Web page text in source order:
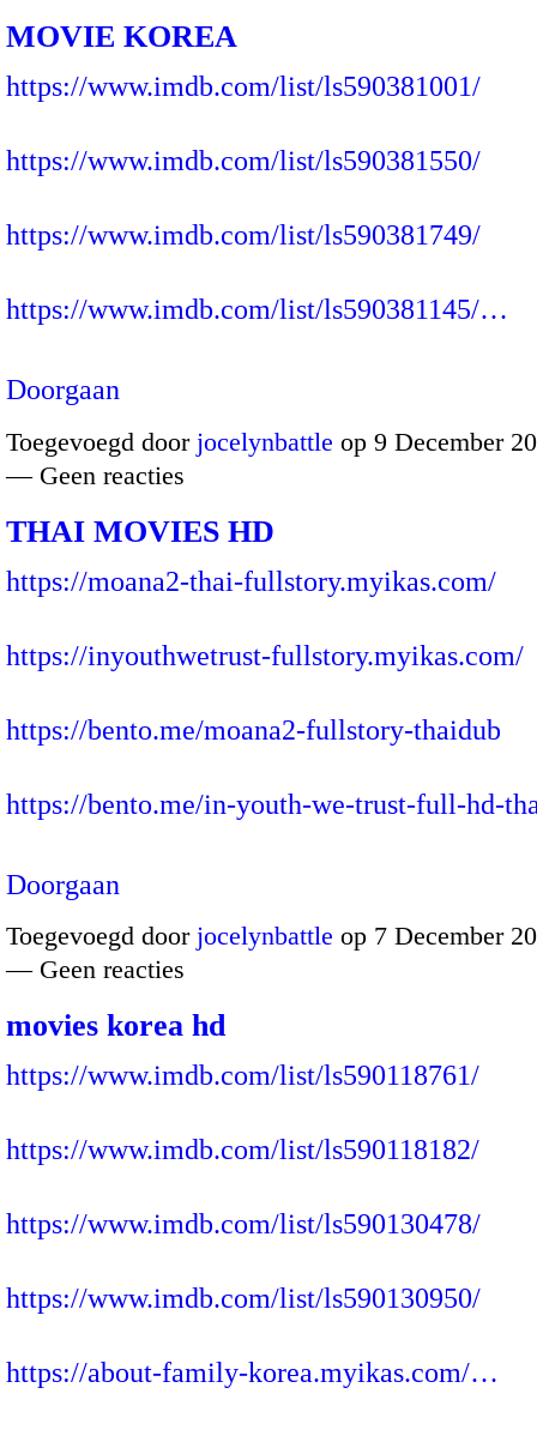
MOVIE KOREA
https://www.imdb.com/list/ls590381001/
https://www.imdb.com/list/ls590381550/
https://www.imdb.com/list/ls590381749/
https://www.imdb.com/list/ls590381145/…
Doorgaan
Toegevoegd door jocelynbattle op 9 December
— Geen reacties
THAI MOVIES HD
https://moana2-thai-fullstory.myikas.com/
https://inyouthwetrust-fullstory.myikas.com/
https://bento.me/moana2-fullstory-thaidub
https://bento.me/in-youth-we-trust-full-hd-
Doorgaan
Toegevoegd door jocelynbattle op 7 December
— Geen reacties
movies korea hd
https://www.imdb.com/list/ls590118761/
https://www.imdb.com/list/ls590118182/
https://www.imdb.com/list/ls590130478/
https://www.imdb.com/list/ls590130950/
https://about-family-korea.myikas.com/…